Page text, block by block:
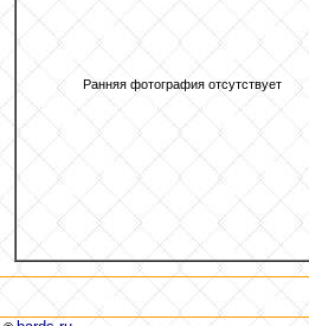
Ранняя фотография отсутствует